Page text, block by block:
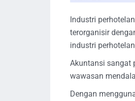
Industri
terorganisir
industri
Akuntansi sangat
wawasan
Dengan